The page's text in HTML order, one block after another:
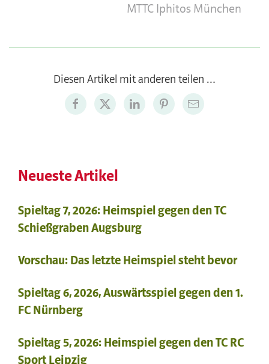
MTTC Iphitos München
Diesen Artikel mit anderen teilen …
Neueste Artikel
Spieltag 7, 2026: Heimspiel gegen den TC
Schießgraben Augsburg
Vorschau: Das letzte Heimspiel steht bevor
Spieltag 6, 2026, Auswärtsspiel gegen den 1.
FC Nürnberg
Spieltag 5, 2026: Heimspiel gegen den TC RC
Sport Leipzig